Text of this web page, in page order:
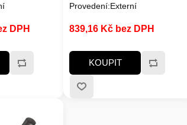
DPH
Provedení:Externí
839,16 Kč bez DPH
KOUPIT